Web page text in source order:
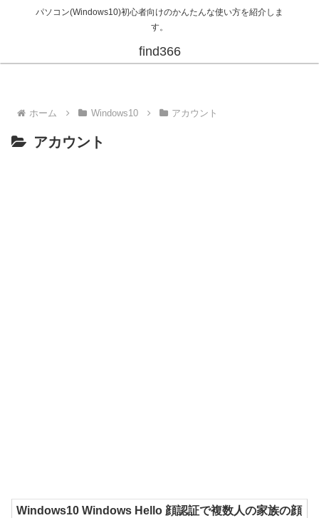
パソコン(Windows10)初心者向けのかんたんな使い方を紹介しま
す。
find366
ホーム Windows10 アカウント
アカウント
Windows10 Windows Hello 顔認証で複数人の家族の顔